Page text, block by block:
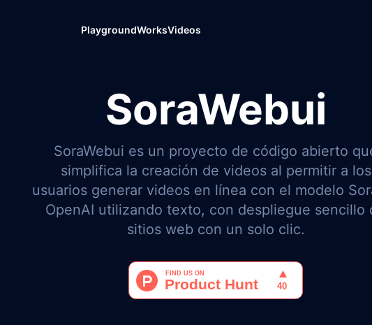
PlaygroundWorksVideos
SoraWebui
SoraWebui es un proyecto de código abierto
simplifica la creación de videos al permitir a los
usuarios generar videos en línea con el modelo
OpenAI utilizando texto, con despliegue sencillo
sitios web con un solo clic.